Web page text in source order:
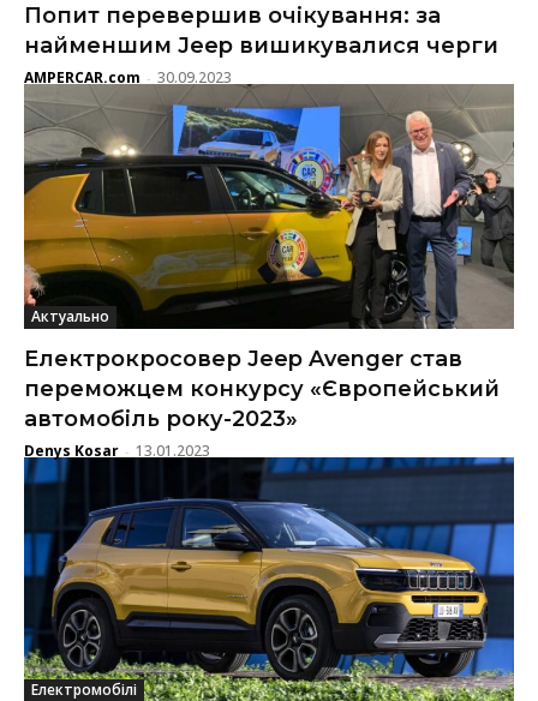
Попит перевершив очікування: за
найменшим Jeep вишикувалися черги
AMPERCAR.com - 30.09.2023
Актуально
Електрокросовер Jeep Avenger став
переможцем конкурсу «Європейський
автомобіль року-2023»
Denys Kosar - 13.01.2023
Електромобілі